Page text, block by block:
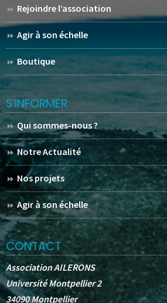
Rejoindre l’association
Agir à son échelle
Boutique
S’INFORMER
Qui sommes-nous ?
Notre Actualité
Nos projets
Agir à son échelle
CONTACT
Association AILERONS
Université Montpellier 2
34090 Montpellier